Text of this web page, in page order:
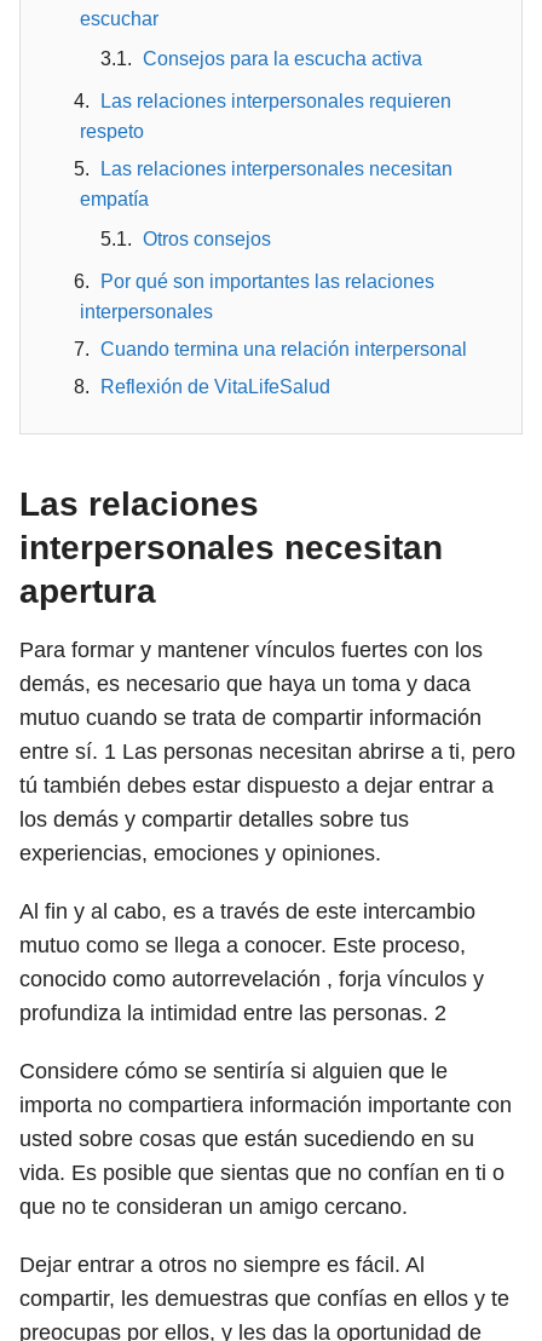
escuchar
Consejos para la escucha activa
Las relaciones interpersonales requieren
respeto
Las relaciones interpersonales necesitan
empatía
Otros consejos
Por qué son importantes las relaciones
interpersonales
Cuando termina una relación interpersonal
Reflexión de VitaLifeSalud
Las relaciones
interpersonales necesitan
apertura
Para formar y mantener vínculos fuertes con los
demás, es necesario que haya un toma y daca
mutuo cuando se trata de compartir información
entre sí. 1 Las personas necesitan abrirse a ti, pero
tú también debes estar dispuesto a dejar entrar a
los demás y compartir detalles sobre tus
experiencias, emociones y opiniones.
Al fin y al cabo, es a través de este intercambio
mutuo como se llega a conocer. Este proceso,
conocido como autorrevelación , forja vínculos y
profundiza la intimidad entre las personas. 2
Considere cómo se sentiría si alguien que le
importa no compartiera información importante con
usted sobre cosas que están sucediendo en su
vida. Es posible que sientas que no confían en ti o
que no te consideran un amigo cercano.
Dejar entrar a otros no siempre es fácil. Al
compartir, les demuestras que confías en ellos y te
preocupas por ellos, y les das la oportunidad de